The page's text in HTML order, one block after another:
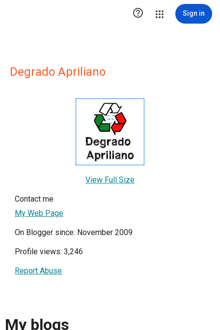
 Sign in
Degrado Apriliano
View Full Size
Contact me
My Web Page
On Blogger since: November 2009
Profile views: 3,246
Report Abuse
My blogs